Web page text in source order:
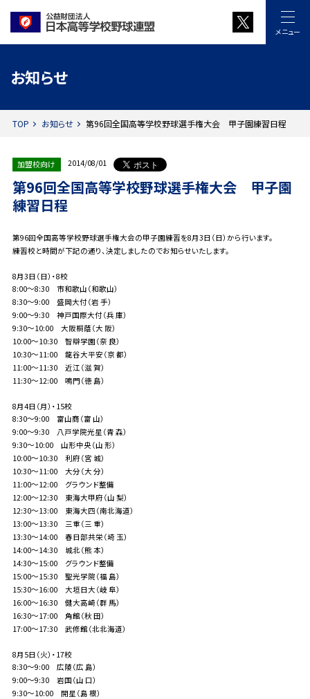
メニュー
お知らせ
TOP お知らせ 第96回全国高等学校野球選手権大会 甲子園練習日程
加盟校向け 2014/08/01
第96回全国高等学校野球選手権大会 甲子園
練習日程
第96回全国高等学校野球選手権大会の甲子園練習を8月3日（日）から行います。
練習校と時間が下記の通り、決定しましたのでお知らせいたします。
8月3日（日）・8校
8:00～8:30 市和歌山（和歌山）
8:30～9:00 盛岡大付（岩 手）
9:00～9:30 神戸国際大付（兵 庫）
9:30～10:00 大阪桐蔭（大 阪）
10:00～10:30 智辯学園（奈 良）
10:30～11:00 龍谷大平安（京 都）
11:00～11:30 近江（滋 賀）
11:30～12:00 鳴門（徳 島）
8月4日（月）・15校
8:30～9:00 富山商（富 山）
9:00～9:30 八戸学院光星（青 森）
9:30～10:00 山形中央（山 形）
10:00～10:30 利府（宮 城）
10:30～11:00 大分（大 分）
11:00～12:00 グラウンド整備
12:00～12:30 東海大甲府（山 梨）
12:30～13:00 東海大四（南北海道）
13:00～13:30 三重（三 重）
13:30～14:00 春日部共栄（埼 玉）
14:00～14:30 城北（熊 本）
14:30～15:00 グラウンド整備
15:00～15:30 聖光学院（福 島）
15:30～16:00 大垣日大（岐 阜）
16:00～16:30 健大高崎（群 馬）
16:30～17:00 角館（秋 田）
17:00～17:30 武修館（北北海道）
8月5日（火）・17校
8:30～9:00 広陵（広 島）
9:00～9:30 岩国（山 口）
9:30～10:00 開星（島 根）